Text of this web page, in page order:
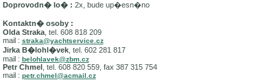
Doprovodn� lo� : 2x, bude up�esn�no
Kontaktn� osoby :
Olda Straka, tel. 608 818 209
mail : straka@yachtservice.cz
Jirka B�lohl�vek, tel. 602 281 817
mail : belohlavek@zbm.cz
Petr Chmel, tel. 608 820 559, fax 387 315 754
mail : petr.chmel@acmail.cz